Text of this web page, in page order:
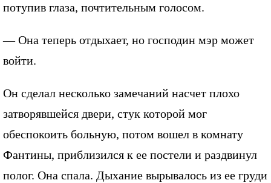
потупив глаза, почтительным голосом.
— Она теперь отдыхает, но господин мэр может
войти.
Он сделал несколько замечаний насчет плохо
затворявшейся двери, стук которой мог
обеспокоить больную, потом вошел в комнату
Фантины, приблизился к ее постели и раздвинул
полог. Она спала. Дыхание вырывалось из ее груди